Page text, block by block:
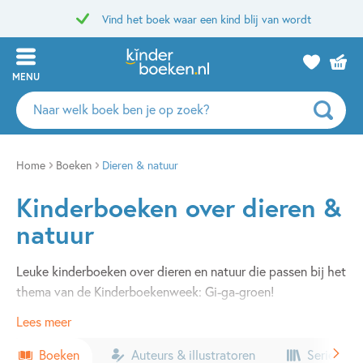
Vind het boek waar een kind blij van wordt
MENU
Zoeken
naar
auteurs
uitgevers
Home Boeken Dieren & natuur
Kinderboeken over dieren &
natuur
Leuke kinderboeken over dieren en natuur die passen bij het
thema van de Kinderboekenweek: Gi-ga-groen!
Lees meer
Boeken
Auteurs & illustratoren Series &